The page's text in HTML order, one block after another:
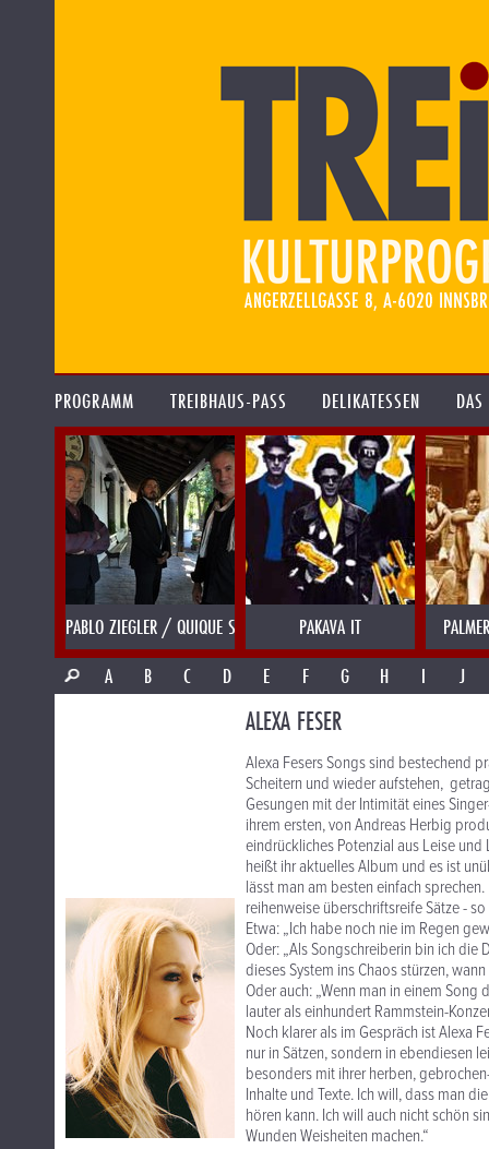
PROGRAMM TREIBHAUS-PASS DELIKATESSEN
PABLO ZIEGLER / QUIQUE SINESI PAKAVA IT
A
B C D E F G H I J
ALEXA FESER
Alexa Fesers Songs sind bestechend
Scheitern und wieder aufstehen,
Gesungen mit der Intimität eines
ihrem ersten, von Andreas Herbig
eindrückliches Potenzial aus Leise
heißt ihr aktuelles Album und es ist
lässt man am besten einfach
reihenweise überschriftsreife Sätze -
Etwa: „Ich habe noch nie im Regen
Oder: „Als Songschreiberin bin ich die
dieses System ins Chaos stürzen,
Oder auch: „Wenn man in einem
lauter als einhundert Rammstein-
Noch klarer als im Gespräch ist Alexa
nur in Sätzen, sondern in ebendiesen
besonders mit ihrer herben,
Inhalte und Texte. Ich will, dass man
hören kann. Ich will auch nicht schön
Wunden Weisheiten machen.“